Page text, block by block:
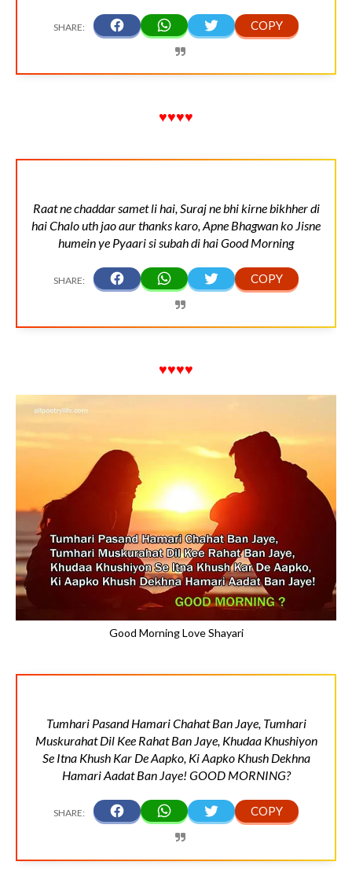
♥♥♥♥
Raat ne chaddar samet li hai, Suraj ne bhi kirne bikhher di
hai Chalo uth jao aur thanks karo, Apne Bhagwan ko Jisne
humein ye Pyaari si subah di hai Good Morning
♥♥♥♥
Good Morning Love Shayari
Tumhari Pasand Hamari Chahat Ban Jaye, Tumhari
Muskurahat Dil Kee Rahat Ban Jaye, Khudaa Khushiyon
Se Itna Khush Kar De Aapko, Ki Aapko Khush Dekhna
Hamari Aadat Ban Jaye! GOOD MORNING?